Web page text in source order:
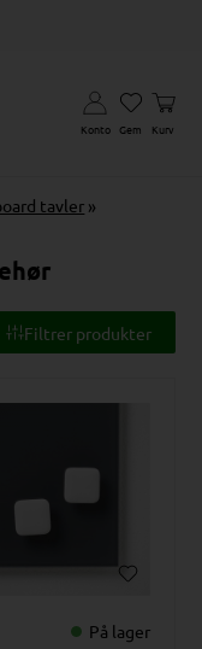
Konto Gem Kurv
tavler »
Filtrer produkter
På lager